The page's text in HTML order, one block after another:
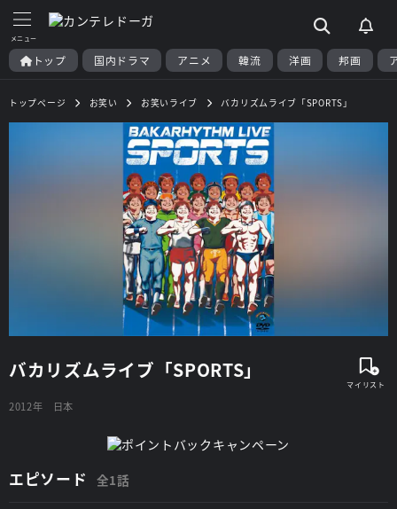
トップ 国内ドラマ アニメ 韓流 洋画 邦画
トップページ お笑い お笑いライブ バカリズムライブ「SPORTS」
バカリズムライブ「SPORTS」
2012年 日本
エピソード 全1話